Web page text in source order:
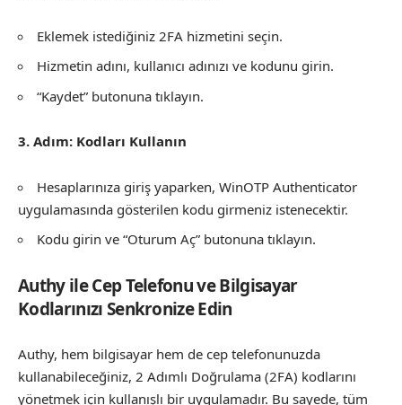
Eklemek istediğiniz 2FA hizmetini seçin.
Hizmetin adını, kullanıcı adınızı ve kodunu girin.
“Kaydet” butonuna tıklayın.
3. Adım: Kodları Kullanın
Hesaplarınıza giriş yaparken, WinOTP Authenticator
uygulamasında gösterilen kodu girmeniz istenecektir.
Kodu girin ve “Oturum Aç” butonuna tıklayın.
Authy ile Cep Telefonu ve Bilgisayar
Kodlarınızı Senkronize Edin
Authy, hem bilgisayar hem de cep telefonunuzda
kullanabileceğiniz, 2 Adımlı Doğrulama (2FA) kodlarını
yönetmek için kullanışlı bir uygulamadır. Bu sayede, tüm